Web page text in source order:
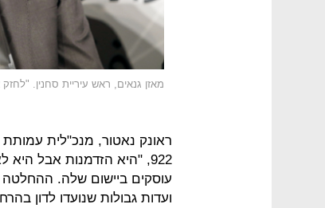
מאזן גנאים, ראש עיריית סחנין.
ראונק נאטור, מנכ"לית
922, "היא הזדמנות אבל
עוסקים ביישום שלה.
ועדות גבולות שנועדו לדון